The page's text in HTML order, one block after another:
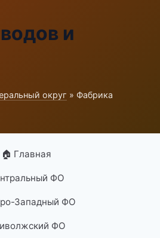
и
округ » Фабрика
🏠 Главная
ФО
Западный ФО
ФО